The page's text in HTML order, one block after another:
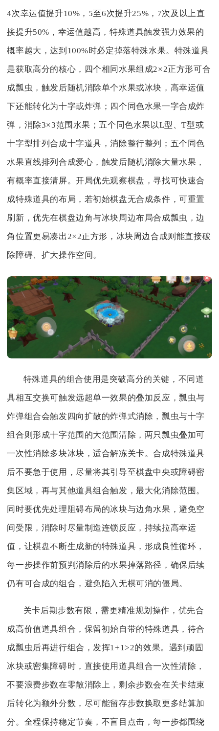
4次幸运值提升10%，5至6次提升25%，7次及以上直
接提升50%，幸运值越高，特殊道具触发强力效果的
概率越大，达到100%时必定掉落特殊水果。特殊道具
是获取高分的核心，四个相同水果组成2×2正方形可合
成瓢虫，触发后随机消除单个水果或冰块，高幸运值
下还能转化为十字或炸弹；四个同色水果一字合成炸
弹，消除3×3范围水果；五个同色水果以L型、T型或
十字型排列合成十字道具，消除整行整列；五个同色
水果直线排列合成爱心，触发后随机消除大量水果，
有概率直接清屏。开局优先观察棋盘，寻找可快速合
成特殊道具的布局，若初始棋盘无合成条件，可重置
刷新，优先在棋盘边角与冰块周边布局合成瓢虫，边
角位置更易凑出2×2正方形，冰块周边合成则能直接破
除障碍、扩大操作空间。
特殊道具的组合使用是突破高分的关键，不同道
具相互交换可触发远超单一效果的叠加反应，瓢虫与
炸弹组合会触发四向扩散的炸弹式消除，瓢虫与十字
组合则形成十字范围的大范围清除，两只瓢虫叠加可
一次性消除多块冰块，适合解冻关卡。合成特殊道具
后不要急于使用，尽量将其引导至棋盘中央或障碍密
集区域，再与其他道具组合触发，最大化消除范围。
同时要优先处理阻碍布局的冰块与边角水果，避免空
间受限，消除时尽量制造连锁反应，持续拉高幸运
值，让棋盘不断生成新的特殊道具，形成良性循环，
每一步操作前预判消除后的水果掉落路径，确保后续
仍有可合成的组合，避免陷入无棋可消的僵局。
关卡后期步数有限，需更精准规划操作，优先合
成高价值道具组合，保留初始自带的特殊道具，待合
成瓢虫后再进行组合，发挥1+1>2的效果。遇到顽固
冰块或密集障碍时，直接使用道具组合一次性清除，
不要浪费步数在零散消除上，剩余步数会在关卡结束
后转化为额外分数，尽可能留存步数换取更多结算加
分。全程保持稳定节奏，不盲目点击，每一步都围绕